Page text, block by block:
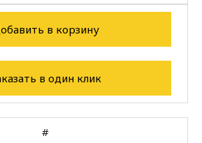
в корзину
в один клик
#